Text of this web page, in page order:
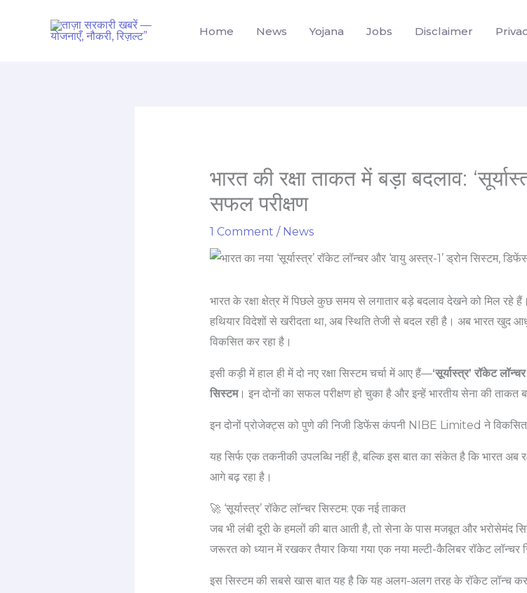
Home News Yojana Jobs Disclaimer
भारत की रक्षा ताकत में बड़ा बदलाव:
सफल परीक्षण
1 Comment / News
भारत के रक्षा क्षेत्र में पिछले कुछ समय से लगातार बड़े बदलाव देखने को मिल रहे
हथियार विदेशों से खरीदता था, अब स्थिति तेजी से बदल रही है। अब भारत खुद
विकसित कर रहा है।
इसी कड़ी में हाल ही में दो नए रक्षा सिस्टम चर्चा में आए हैं—‘सूर्यास्त्र’ रॉकेट
सिस्टम। इन दोनों का सफल परीक्षण हो चुका है और इन्हें भारतीय सेना की ताकत
इन दोनों प्रोजेक्ट्स को पुणे की निजी डिफेंस कंपनी NIBE Limited ने
यह सिर्फ एक तकनीकी उपलब्धि नहीं है, बल्कि इस बात का संकेत है कि भारत अब
आगे बढ़ रहा है।
🚀 ‘सूर्यास्त्र’ रॉकेट लॉन्चर सिस्टम: एक नई ताकत
जब भी लंबी दूरी के हमलों की बात आती है, तो सेना के पास मजबूत और भरोसेमंद
जरूरत को ध्यान में रखकर तैयार किया गया एक नया मल्टी-कैलिबर रॉकेट लॉन्चर
इस सिस्टम की सबसे खास बात यह है कि यह अलग-अलग तरह के रॉकेट लॉन्च